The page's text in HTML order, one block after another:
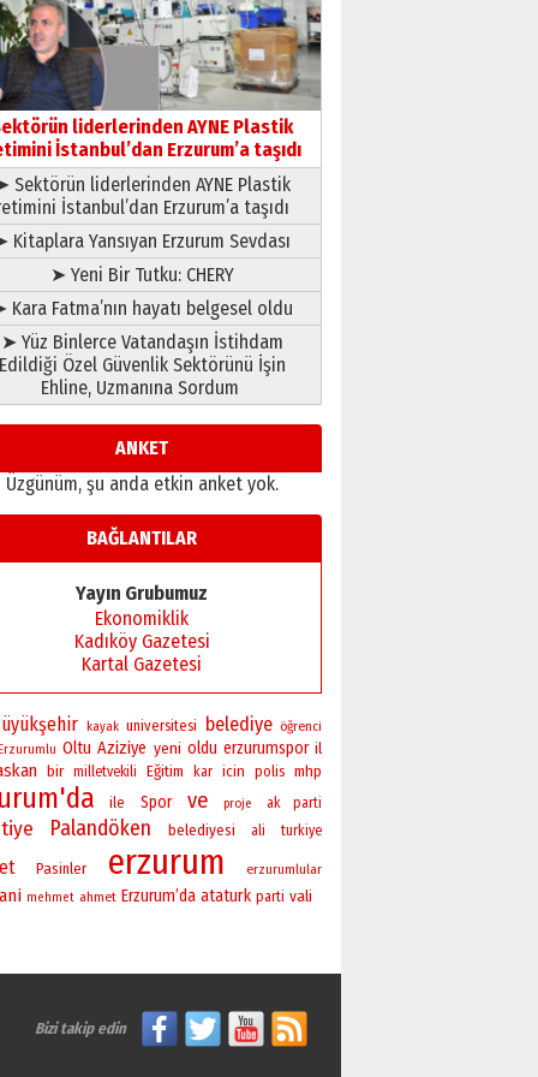
gönül adamı Faruk Terzioğlu!
13 Mayıs 2026 Çarşamba
Esat BİNDESEN
Başkan Sekmen’den Erzurum’a
bir vizyon proje daha!
02 Ağustos 2026 Pazar
liderlerinden AYNE Plastik
İstanbul’dan Erzurum’a taşıdı
Sektörün liderlerinden AYNE Plastik
İstanbul’dan Erzurum’a taşıdı
Kitaplara Yansıyan Erzurum Sevdası
➤ Yeni Bir Tutku: CHERY
Kara Fatma’nın hayatı belgesel oldu
➤ Yüz Binlerce Vatandaşın İstihdam
Edildiği Özel Güvenlik Sektörünü İşin
Ehline, Uzmanına Sordum
ANKET
Üzgünüm, şu anda etkin anket yok.
BAĞLANTILAR
Yayın Grubumuz
Ekonomiklik
Kadıköy Gazetesi
Kartal Gazetesi
kayak universitesi belediye öğrenci
Oltu Aziziye yeni oldu erzurumspor il
bir milletvekili Eğitim kar icin polis mhp
ile Spor ve proje ak parti
Palandöken belediyesi ali turkiye
Pasinler erzurum erzurumlular
mehmet ahmet Erzurum’da ataturk parti vali
Bizi takip edin